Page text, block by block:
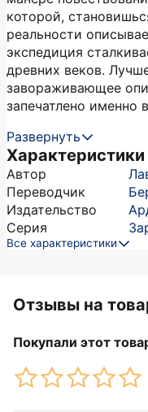
которой,
реальности
экспедиция
древних веков.
завораживающее
запечатлено именно
Развернуть
Характеристики
Автор
Переводчик
Издательство
Серия
Все характеристики
Отзывы на
Покупали этот